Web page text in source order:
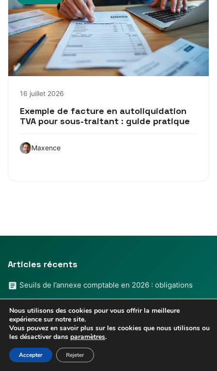
16 juillet 2026
Exemple de facture en autoliquidation
TVA pour sous-traitant : guide pratique
Maxence
Articles récents
Seuils de l’annexe comptable en 2026 : obligations
et pratique
Compte compta des vêtements de travail : guide
complet et conseils pratiques
Nous utilisons des cookies pour vous offrir la meilleure
expérience sur notre site.
Vous pouvez en savoir plus sur les cookies que nous utilisons ou
les désactiver dans paramètres.
Accepter Rejeter